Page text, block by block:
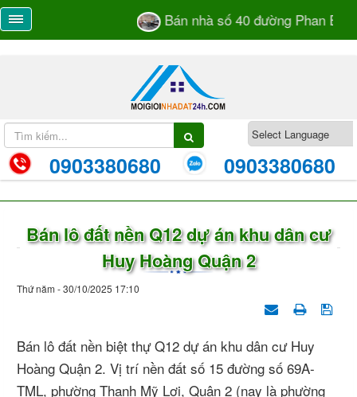
Bán nhà số 40 đường Phan Bá
0903380680 0903380680
Bán lô đất nền Q12 dự án khu dân cư
Huy Hoàng Quận 2
Thứ năm - 30/10/2025 17:10
Bán lô đất nền biệt thự Q12 dự án khu dân cư Huy
Hoàng Quận 2. Vị trí nền đất số 15 đường số 69A-
TML, phường Thạnh Mỹ Lợi, Quận 2 (nay là phường